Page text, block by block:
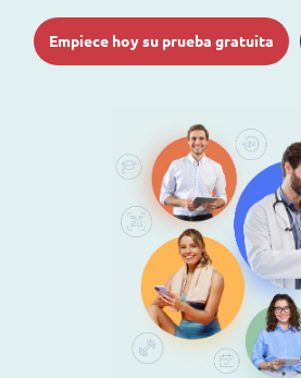
Empiece hoy su prueba gratuita